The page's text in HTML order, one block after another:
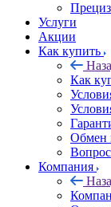
Услуги
Акции
Как купить
Как
Обмен
Компания